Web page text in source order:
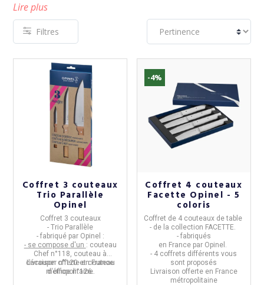
Lire plus
Filtres
Coffret 3 couteaux
Trio Parallèle
Opinel
Coffret 3 couteaux
- Trio Parallèle
- fabriqué parOpinel :
- se compose d'un : couteau
Chef n°118, couteau à
découper n°120 et couteau
d'office n°126.
Livraison offerte en France
métropolitaine.
-4%
Coffret 4 couteaux
Facette Opinel - 5
coloris
Coffret de 4 couteaux de table
- de la collection FACETTE
- fabriqués
en France par Opinel
- 4 coffrets différents vous
sont proposés
Livraison offerte en France
métropolitaine